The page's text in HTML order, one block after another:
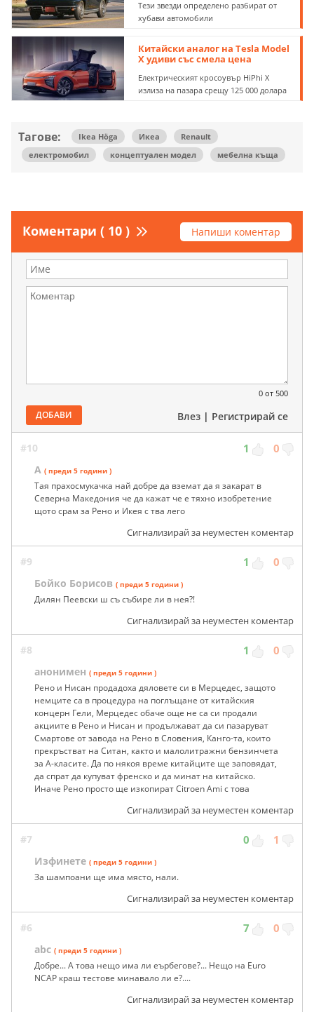
Тези звезди определено разбират от
хубави автомобили
Китайски аналог на Tesla Model
X удиви със смела цена
Електрическият кросоувър HiPhi X
излиза на пазара срещу 125 000 долара
Тагове: Ikea Höga Икеа
Renault
електромобил
концептуален модел мебелна къща
Коментари ( 10 ) Напиши коментар
0 от 500
ДОБАВИ Влез | Регистрирай се
#10 1 0
А ( преди 5 години )
Тая прахосмукачка най добре да вземат да я закарат в
Северна Македония че да кажат че е тяхно изобретение
щото срам за Рено и Икея с тва лего
Сигнализирай за неуместен коментар
#9 1 0
Бойко Борисов ( преди 5 години )
Дилян Пеевски ш съ събире ли в нея?!
Сигнализирай за неуместен коментар
#8 1 0
анонимен ( преди 5 години )
Рено и Нисан продадоха дяловете си в Мерцедес, защото
немците са в процедура на поглъщане от китайския
концерн Гели, Мерцедес обаче още не са си продали
акциите в Рено и Нисан и продължават да си пазаруват
Смартове от завода на Рено в Словения, Канго-та, които
прекръстват на Ситан, както и малолитражни бензинчета
за А-класите. Да по някоя време китайците ще заповядат,
да спрат да купуват френско и да минат на китайско.
Иначе Рено просто ще изкопират Citroen Ami с това
Сигнализирай за неуместен коментар
#7 0 1
Изфинете ( преди 5 години )
За шампоани ще има място, нали.
Сигнализирай за неуместен коментар
#6 7 0
abc ( преди 5 години )
Добре... А това нещо има ли еърбегове?... Нещо на Euro
NCAP краш тестове минавало ли е?....
Сигнализирай за неуместен коментар